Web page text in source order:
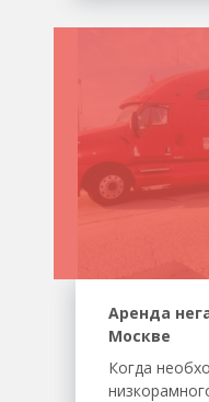
Аренда
Москве
Когда